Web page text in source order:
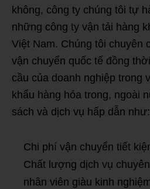
không, công ty chúng tôi tự
những công ty vận tải hàng
Việt Nam. Chúng tôi chuyên
vận chuyển quốc tế đồng
cầu của doanh nghiệp trong
khẩu hàng hóa trong, ngoài
sách và dịch vụ hấp dẫn như:
Chi phí vận chuyển tiết
Chất lượng dịch vụ
nhân viên giàu kinh